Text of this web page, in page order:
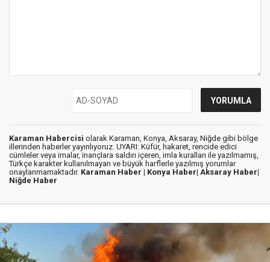
Karaman Habercisi olarak Karaman, Konya, Aksaray, Niğde gibi bölge
illerinden haberler yayınlıyoruz. UYARI: Küfür, hakaret, rencide edici
cümleler veya imalar, inançlara saldırı içeren, imla kuralları ile yazılmamış,
Türkçe karakter kullanılmayan ve büyük harflerle yazılmış yorumlar
onaylanmamaktadır. Karaman Haber | Konya Haber| Aksaray Haber|
Niğde Haber